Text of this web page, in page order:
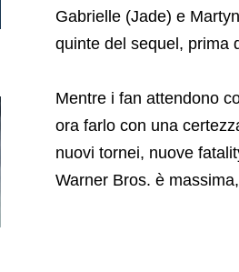
Gabrielle (Jade) e
quinte del sequel, prima
Mentre i fan attendono
ora farlo con una
nuovi tornei, nuove
Warner Bros. è